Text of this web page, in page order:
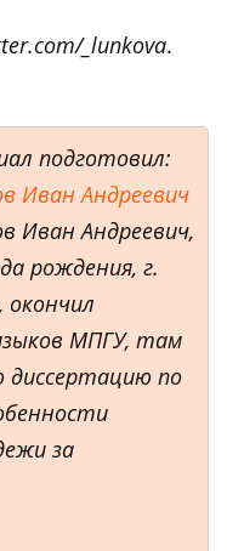
_lunkova.
подготовил:
Иван Андреевич
Иван Андреевич,
рождения, г.
окончил
МПГУ, там
по
за